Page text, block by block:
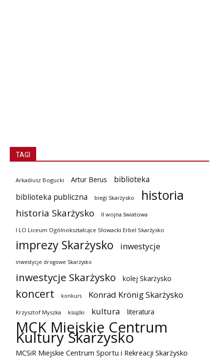
TAGI
Arkadiusz Bogucki Artur Berus
biblioteka
biblioteka publiczna
biegi Skarżysko historia
historia Skarżysko II wojna światowa
I LO Liceum Ogólnokształcące Słowacki Erbel Skarżysko
imprezy Skarżysko inwestycje
inwestycje drogowe Skarżysko
inwestycje Skarżysko kolej Skarżysko
koncert konkurs Konrad Krönig Skarżysko
Krzysztof Myszka książki kultura literatura
MCK Miejskie Centrum
Kultury Skarżysko
MCSiR Miejskie Centrum Sportu i Rekreacji Skarżysko